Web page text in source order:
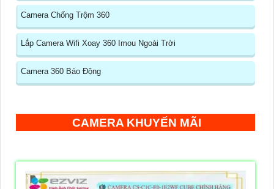
Camera Chống Trộm 360
Lắp Camera Wifi Xoay 360 Imou Ngoài Trời
Camera 360 Báo Động
CAMERA KHUYẾN MÃI